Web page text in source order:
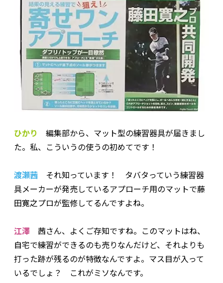
ひかり
編集部から、マット型の練習器具が届きまし
た。私、こういうの使うの初めてです！
渡瀬茜 それ知っています！ タバタっていう練習器
具メーカーが発売しているアプローチ用のマットで藤
田寛之プロが監修してるんですよね。
江澤 茜さん、よくご存知ですね。このマットはね、
自宅で練習ができるのも売りなんだけど、それよりも
打った跡が残るのが特徴なんですよ。マス目が入って
いるでしょ？ これがミソなんです。